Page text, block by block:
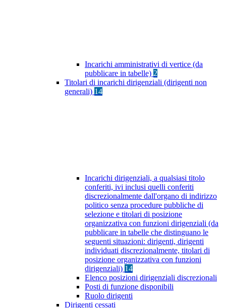
Incarichi amministrativi di vertice (da
pubblicare in tabelle) 2
Titolari di incarichi dirigenziali (dirigenti non
generali) 14
Incarichi dirigenziali, a qualsiasi titolo
conferiti, ivi inclusi quelli conferiti
discrezionalmente dall'organo di indirizzo
politico senza procedure pubbliche di
selezione e titolari di posizione
organizzativa con funzioni dirigenziali (da
pubblicare in tabelle che distinguano le
seguenti situazioni: dirigenti, dirigenti
individuati discrezionalmente, titolari di
posizione organizzativa con funzioni
dirigenziali) 14
Elenco posizioni dirigenziali discrezionali
Posti di funzione disponibili
Ruolo dirigenti
Dirigenti cessati